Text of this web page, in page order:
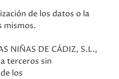
de los datos o la
mismos.
NIÑAS DE CÁDIZ, S.L.,
terceros sin
los